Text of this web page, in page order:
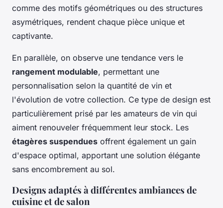
comme des motifs géométriques ou des structures
asymétriques, rendent chaque pièce unique et
captivante.
En parallèle, on observe une tendance vers le
rangement modulable, permettant une
personnalisation selon la quantité de vin et
l'évolution de votre collection. Ce type de design est
particulièrement prisé par les amateurs de vin qui
aiment renouveler fréquemment leur stock. Les
étagères suspendues offrent également un gain
d'espace optimal, apportant une solution élégante
sans encombrement au sol.
Designs adaptés à différentes ambiances de
cuisine et de salon